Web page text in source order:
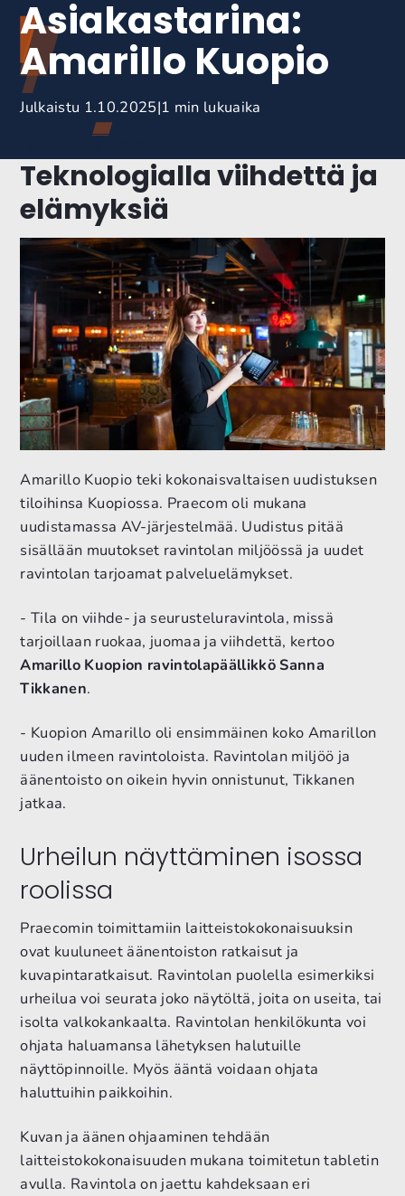
Asiakastarina:
Amarillo Kuopio
Julkaistu 1.10.2025 1 min lukuaika
Teknologialla viihdettä ja
elämyksiä
Amarillo Kuopio teki kokonaisvaltaisen uudistuksen
tiloihinsa Kuopiossa. Praecom oli mukana
uudistamassa AV-järjestelmää. Uudistus pitää
sisällään muutokset ravintolan miljöössä ja uudet
ravintolan tarjoamat palveluelämykset.
- Tila on viihde- ja seurusteluravintola, missä
tarjoillaan ruokaa, juomaa ja viihdettä, kertoo
Amarillo Kuopion ravintolapäällikkö Sanna
Tikkanen.
- Kuopion Amarillo oli ensimmäinen koko Amarillon
uuden ilmeen ravintoloista. Ravintolan miljöö ja
äänentoisto on oikein hyvin onnistunut, Tikkanen
jatkaa.
Urheilun näyttäminen isossa
roolissa
Praecomin toimittamiin laitteistokokonaisuuksin
ovat kuuluneet äänentoiston ratkaisut ja
kuvapintaratkaisut. Ravintolan puolella esimerkiksi
urheilua voi seurata joko näytöltä, joita on useita, tai
isolta valkokankaalta. Ravintolan henkilökunta voi
ohjata haluamansa lähetyksen halutuille
näyttöpinnoille. Myös ääntä voidaan ohjata
haluttuihin paikkoihin.
Kuvan ja äänen ohjaaminen tehdään
laitteistokokonaisuuden mukana toimitetun tabletin
avulla. Ravintola on jaettu kahdeksaan eri